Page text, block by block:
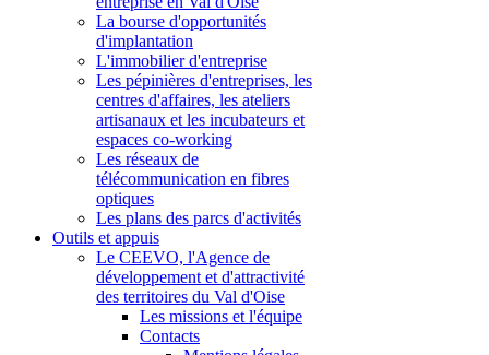
La bourse d'opportunités
d'implantation
L'immobilier d'entreprise
Les pépinières d'entreprises, les
centres d'affaires, les ateliers
artisanaux et les incubateurs et
espaces co-working
Les réseaux de
télécommunication en fibres
optiques
Les plans des parcs d'activités
Outils et appuis
Le CEEVO, l'Agence de
développement et d'attractivité
des territoires du Val d'Oise
Les missions et l'équipe
Contacts